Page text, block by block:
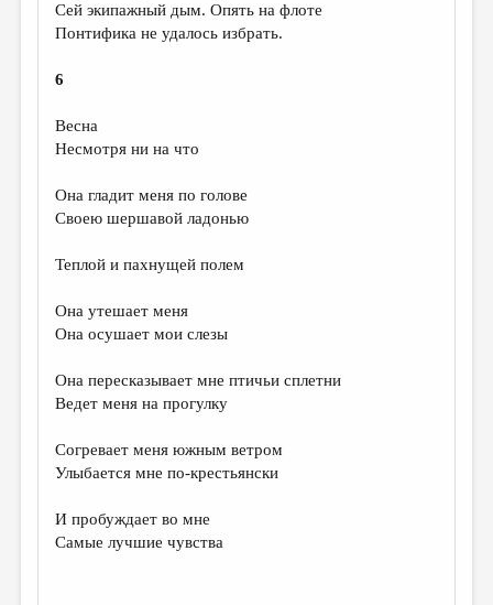
Сей экипажный дым. Опять на флоте
Понтифика не удалось избрать.
6
Весна
Несмотря ни на что
Она гладит меня по голове
Своею шершавой ладонью
Теплой и пахнущей полем
Она утешает меня
Она осушает мои слезы
Она пересказывает мне птичьи сплетни
Ведет меня на прогулку
Согревает меня южным ветром
Улыбается мне по-крестьянски
И пробуждает во мне
Самые лучшие чувства